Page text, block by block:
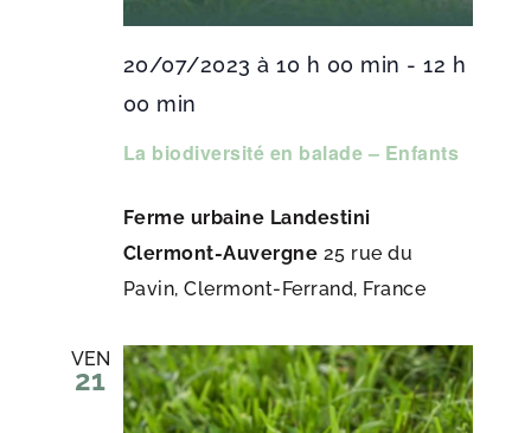
La biodiversité en balade – Enfants
20/07/2023 à 10 h 00 min - 12 h
00 min
Ferme urbaine Landestini
Clermont-Auvergne 25 rue du
Pavin, Clermont-Ferrand, France
VEN
21